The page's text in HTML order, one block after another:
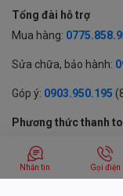
Tổng đài hỗ trợ
Mua hàng:
Sửa chữa, bảo hành:
Góp ý: 0903.950.195
Phương thức thanh
Nhắn tin Gọi điện